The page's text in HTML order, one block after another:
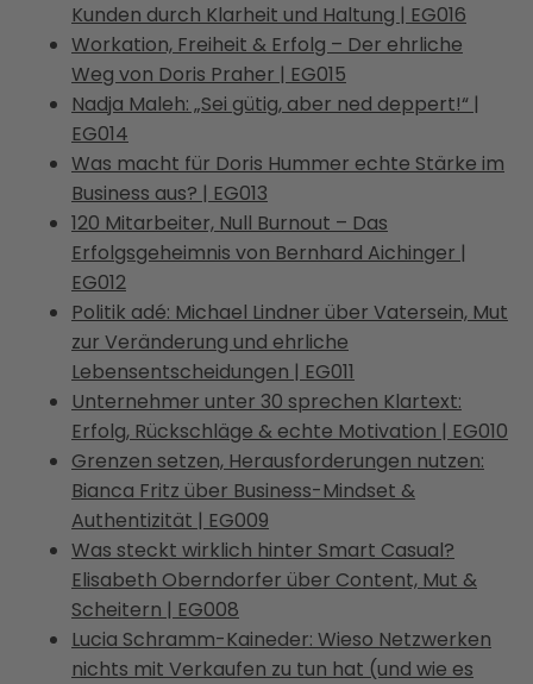
Kunden durch Klarheit und Haltung | EG016
Workation, Freiheit & Erfolg – Der ehrliche
Weg von Doris Praher | EG015
Nadja Maleh: „Sei gütig, aber ned deppert!“ |
EG014
Was macht für Doris Hummer echte Stärke im
Business aus? | EG013
120 Mitarbeiter, Null Burnout – Das
Erfolgsgeheimnis von Bernhard Aichinger |
EG012
Politik adé: Michael Lindner über Vatersein, Mut
zur Veränderung und ehrliche
Lebensentscheidungen | EG011
Unternehmer unter 30 sprechen Klartext:
Erfolg, Rückschläge & echte Motivation | EG010
Grenzen setzen, Herausforderungen nutzen:
Bianca Fritz über Business-Mindset &
Authentizität | EG009
Was steckt wirklich hinter Smart Casual?
Elisabeth Oberndorfer über Content, Mut &
Scheitern | EG008
Lucia Schramm-Kaineder: Wieso Netzwerken
nichts mit Verkaufen zu tun hat (und wie es